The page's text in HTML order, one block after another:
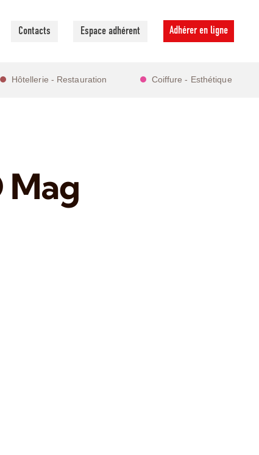
Contacts Espace adhérent Adhérer en ligne
Hôtellerie - Restauration Coiffure - Esthétique
Mag